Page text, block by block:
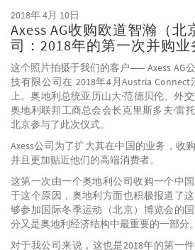
2018年 4月 10日
Axess AG收购欧道智瀚（北
司：2018年的第一次并购业
这个照片拍摄于我们的客户—— Axess AG
技有限公司在 2018年4月Austria
上。奥地利总统亚历山大·范德贝伦、外交
奥地利联邦工商总会会长克里斯多夫·雷
北京参与了此次仪式。
Axess公司为了扩大其在中国的业务，收
并且更加贴近他们的高端消费者。
这第一次由一个奥地利公司收购一个中
于这个原因，奥地利方面也积极报道了
够参加国际冬季运动（北京）博览会的
分又是奥地利经济结构中最重要的一部分。
对于我公司来说，这也是2018年的第一